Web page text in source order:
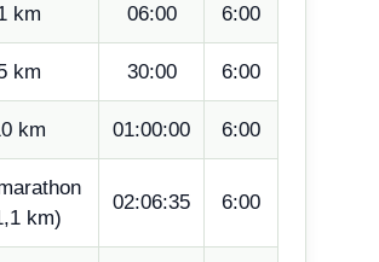
km 06:00 6:00
km 30:00 6:00
km 01:00:00 6:00
km)
02:06:35 6:00